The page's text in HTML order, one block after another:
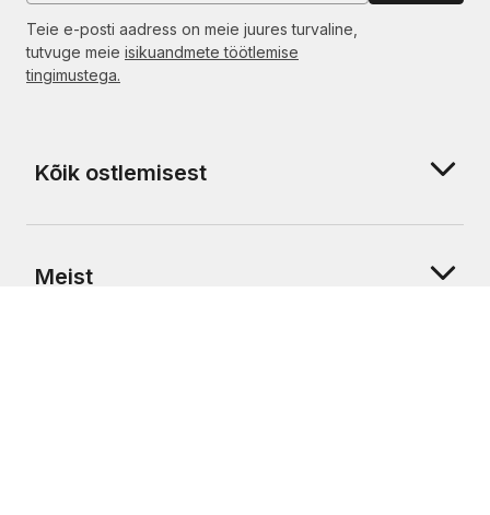
Teie e-posti aadress on meie juures turvaline,
tutvuge meie isikuandmete töötlemise
tingimustega.
Kõik ostlemisest
Meist